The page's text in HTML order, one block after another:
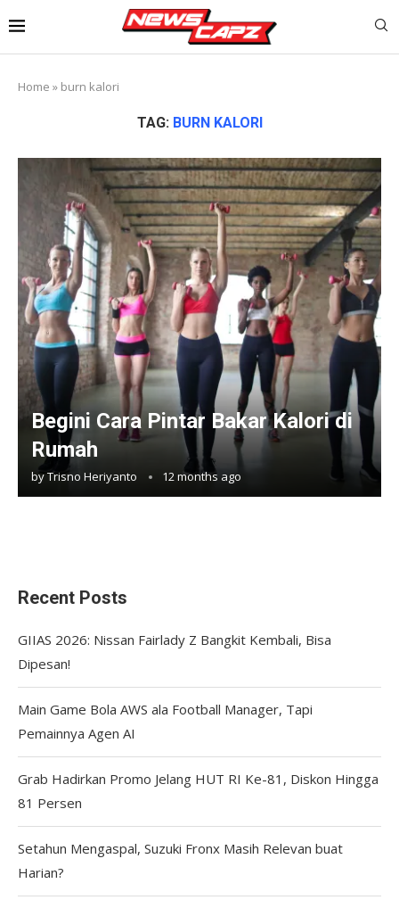
Home » burn kalori
TAG: BURN KALORI
Begini Cara Pintar Bakar Kalori di
Rumah
byTrisno Heriyanto 12 months ago
Recent Posts
GIIAS 2026: Nissan Fairlady Z Bangkit Kembali, Bisa
Dipesan!
Main Game Bola AWS ala Football Manager, Tapi
Pemainnya Agen AI
Grab Hadirkan Promo Jelang HUT RI Ke-81, Diskon Hingga
81 Persen
Setahun Mengaspal, Suzuki Fronx Masih Relevan buat
Harian?